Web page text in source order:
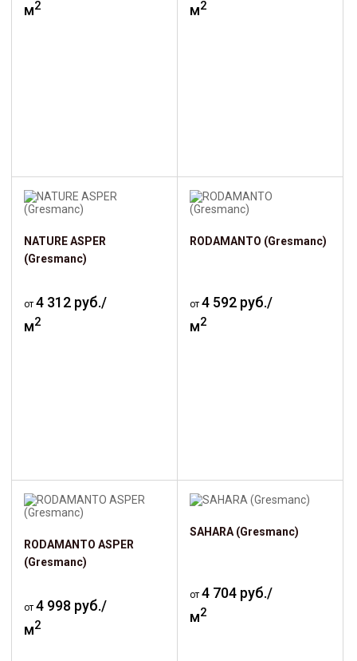
м2 м2
NATURE ASPER
(Gresmanc)
от 4 312 руб./
м2
RODAMANTO (Gresmanc)
от 4 592 руб./
м2
RODAMANTO ASPER
(Gresmanc)
от 4 998 руб./
м2
SAHARA (Gresmanc)
от 4 704 руб./
м2